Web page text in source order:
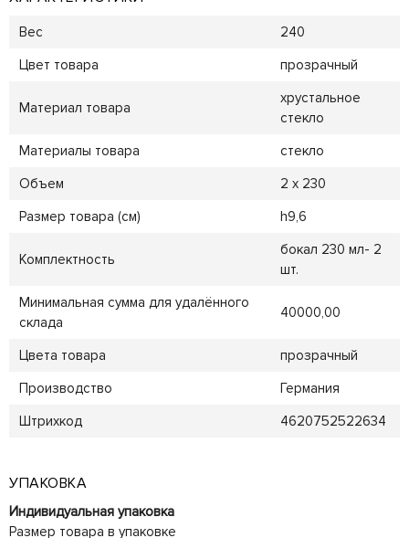
Вес
240
Цвет товара
прозрачный
Материал товара
хрустальное
стекло
Материалы товара
стекло
Объем
2 х 230
Размер товара (см)
h9,6
Комплектность
бокал 230 мл- 2
шт.
Минимальная сумма для удалённого
склада
40000,00
Цвета товара
прозрачный
Производство
Германия
Штрихкод
4620752522634
УПАКОВКА
Индивидуальная упаковка
Размер товара в упаковке